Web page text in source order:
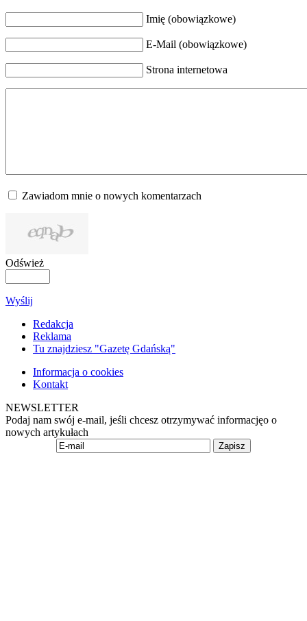
Imię (obowiązkowe)
E-Mail (obowiązkowe)
Strona internetowa
Zawiadom mnie o nowych komentarzach
Odśwież
Wyślij
Redakcja
Reklama
Tu znajdziesz "Gazetę Gdańską"
Informacja o cookies
Kontakt
NEWSLETTER
Podaj nam swój e-mail, jeśli chcesz otrzymywać informacjęo o
nowych artykułach
Zapisz